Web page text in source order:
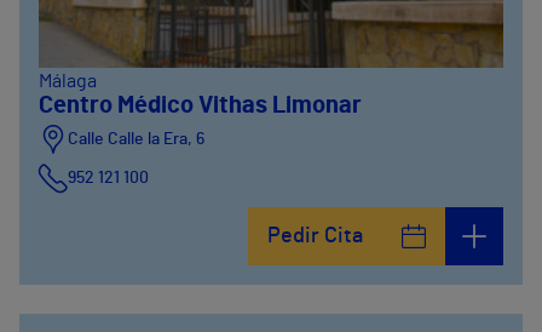
Málaga
Centro Médico Vithas Limonar
Calle Calle la Era, 6
952 121 100
Pedir Cita